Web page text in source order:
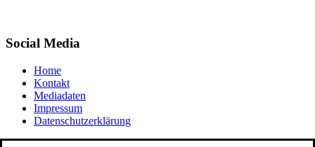
Social Media
Home
Kontakt
Mediadaten
Impressum
Datenschutzerklärung